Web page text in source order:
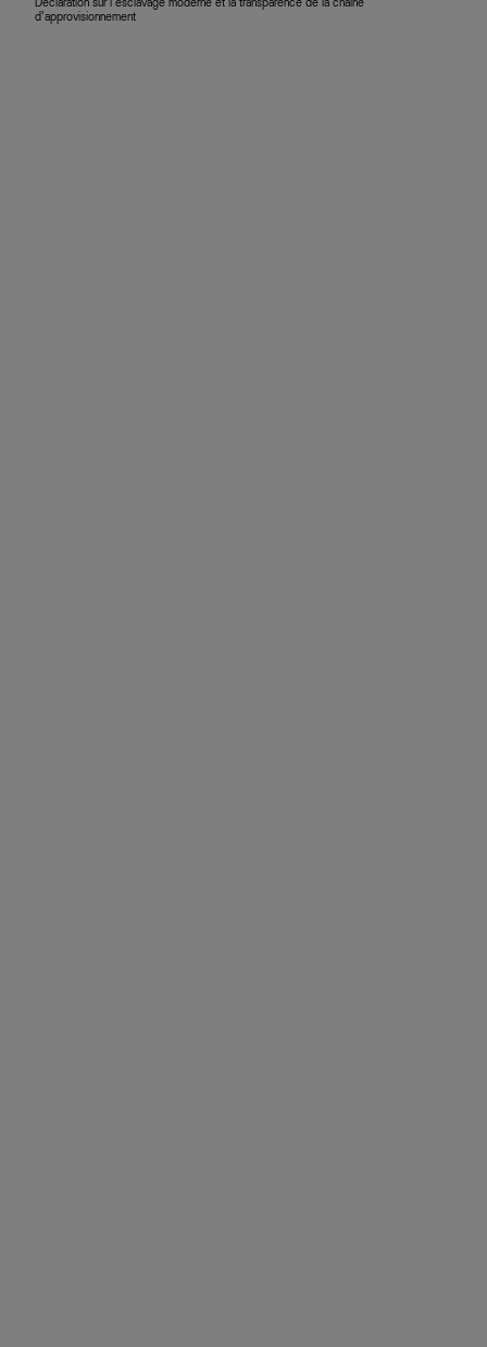
Déclaration sur l’esclavage moderne et la transparence de la chaîne
d’approvisionnement